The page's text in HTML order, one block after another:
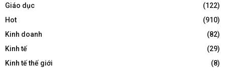
Giáo dục
(122)
Hot
(910)
Kinh doanh
(82)
Kinh tế
(29)
Kinh tế thế giới
(8)